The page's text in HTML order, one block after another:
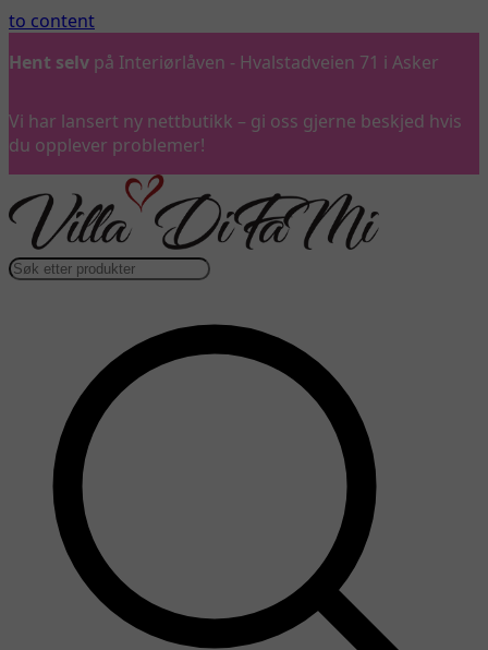
to content
Hent selv på Interiørlåven - Hvalstadveien 71 i Asker
Vi har lansert ny nettbutikk – gi oss gjerne beskjed hvis
du opplever problemer!